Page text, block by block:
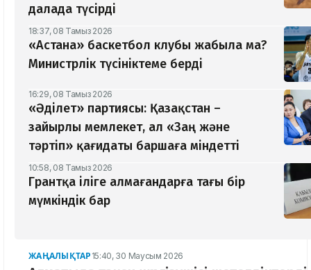
далада түсірді
18:37, 08 Тамыз 2026
«Астана» баскетбол клубы жабыла ма?
Министрлік түсініктеме берді
16:29, 08 Тамыз 2026
«Әділет» партиясы: Қазақстан –
зайырлы мемлекет, ал «Заң және
тәртіп» қағидаты баршаға міндетті
10:58, 08 Тамыз 2026
Грантқа іліге алмағандарға тағы бір
мүмкіндік бар
ЖАҢАЛЫҚТАР 15:40, 30 Маусым 2026